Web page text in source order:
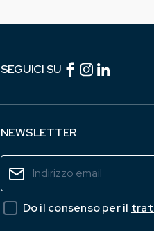
SEGUICI SU Facebook (link
Instagram
NEWSLETTER
Do il consenso per il